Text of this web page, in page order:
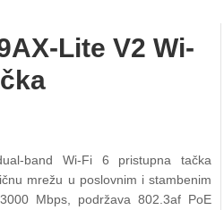
Lite V2 Wi-
band Wi-Fi 6 pristupna tačka
mrežu u poslovnim i stambenim
Mbps, podržava 802.3af PoE